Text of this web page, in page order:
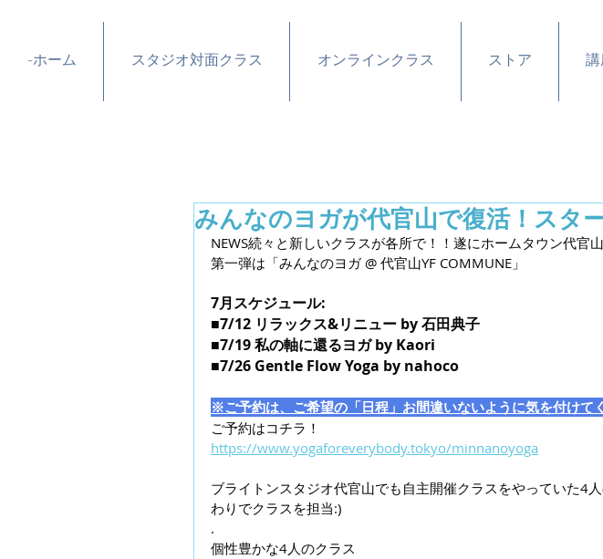
-ホーム スタジオ対面クラス オンラインクラス ストア
みんなのヨガが代官山で復活！スタ
NEWS続々と新しいクラスが各所で！！遂にホームタウン代官
第一弾は「みんなのヨガ @ 代官山YF COMMUNE」
7月スケジュール:
■7/12 リラックス&リニュー by 石田典子
■7/19 私の軸に還るヨガ by Kaori
■7/26 Gentle Flow Yoga by nahoco
※ご予約は、ご希望の「日程」お間違いないように気を付けて
ご予約はコチラ！
https://www.yogaforeverybody.tokyo/minnanoyoga
ブライトンスタジオ代官山でも自主開催クラスをやっていた4
わりでクラスを担当:)
.
個性豊かな4人のクラス